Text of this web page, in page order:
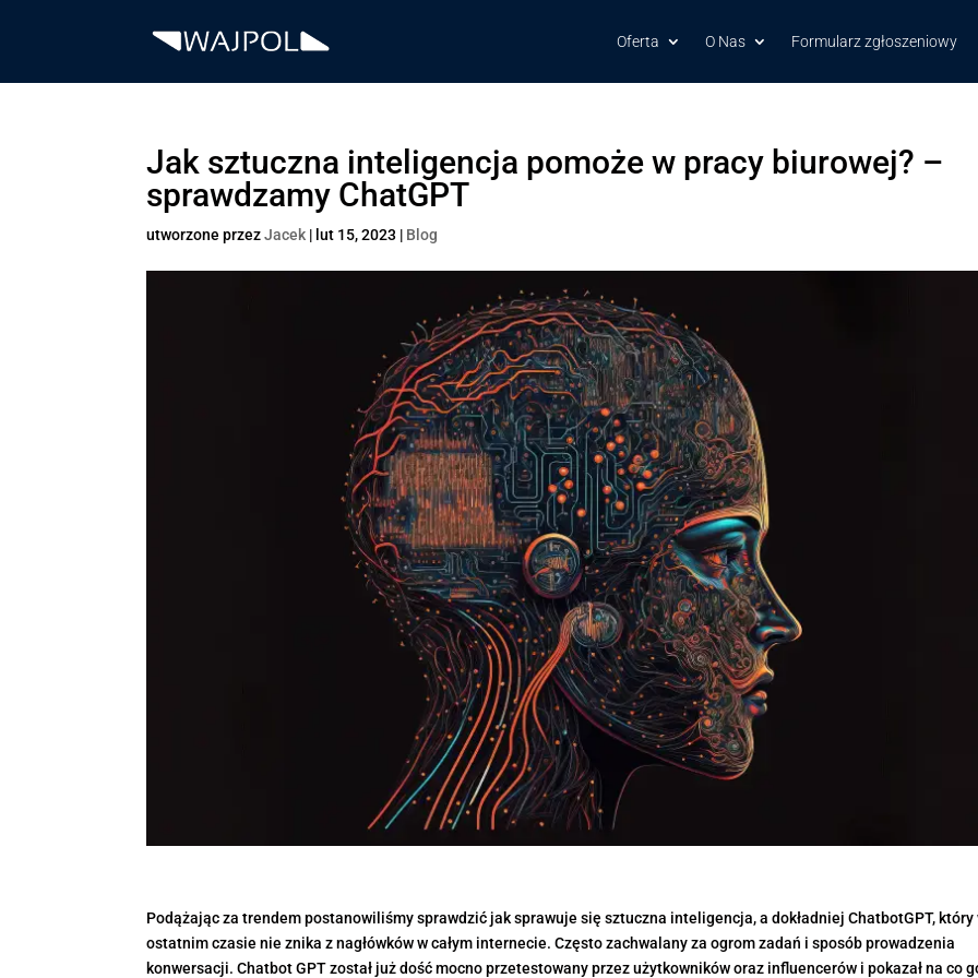
Oferta O Nas Formularz zgłoszeniowy
Jak sztuczna inteligencja pomoże w pracy biurowej? –
sprawdzamy ChatGPT
utworzone przezJacek | lut 15, 2023 | Blog
Podążając za trendem postanowiliśmy sprawdzić jak sprawuje się sztuczna inteligencja, a dokładniej ChatbotGPT, który
ostatnim czasie nie znika z nagłówków w całym internecie. Często zachwalany za ogrom zadań i sposób prowadzenia
konwersacji. Chatbot GPT został już dość mocno przetestowany przez użytkowników oraz influencerów i pokazał na co